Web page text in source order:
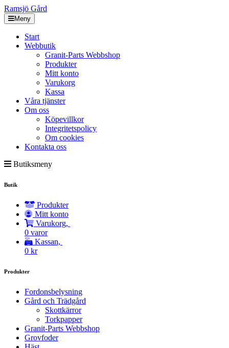
Ramsjö Gård
Meny
Start
Webbutik
Granit-Parts Webbshop
Produkter
Mitt konto
Varukorg
Kassa
Våra tjänster
Om oss
Köpevillkor
Integritetspolicy
Om cookies
Kontakta oss
Butiksmeny
Butik
Produkter
Mitt konto
Varukorg,
0 varor
Kassan,
0 kr
Produkter
Fordonsbelysning
Gård och Trädgård
Skottkärror
Torkpapper
Granit-Parts Webbshop
Grovfoder